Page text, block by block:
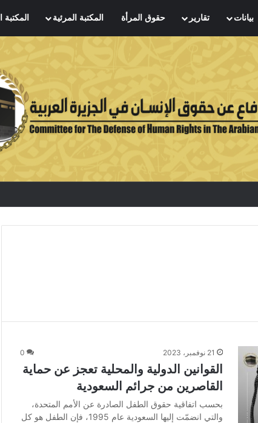
بيانات تقارير حقوق المرأة المكتبة المرئية
21 نوفمبر، 2023 0
القوانين الدولية والمحلية تعجز عن حماية
القاصرين من جرائم السعودية
بحسب اتفاقية حقوق الطفل الصادرة عن الأمم المتحدة،
والتي انضمّت إليها السعودية عام 1995، فإن الطفل هو كل